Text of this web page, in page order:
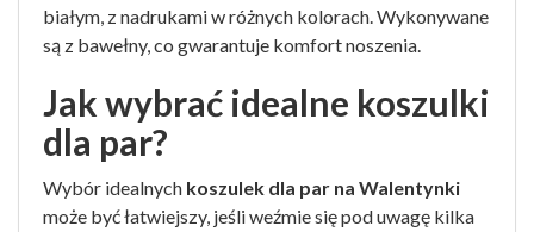
białym, z nadrukami w różnych kolorach. Wykonywane
są z bawełny, co gwarantuje komfort noszenia.
Jak wybrać idealne koszulki
dla par?
Wybór idealnych koszulek dla par na Walentynki
może być łatwiejszy, jeśli weźmie się pod uwagę kilka